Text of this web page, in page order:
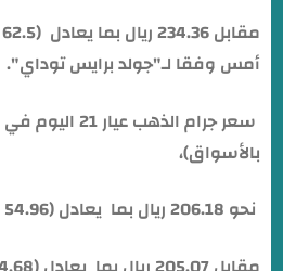
أمس وفقا لـ"جولد برايس توداي".
سعر جرام الذهب
بالأسواق)،
نحو 206.18 ريال بما يعادل (54.96 دولار)